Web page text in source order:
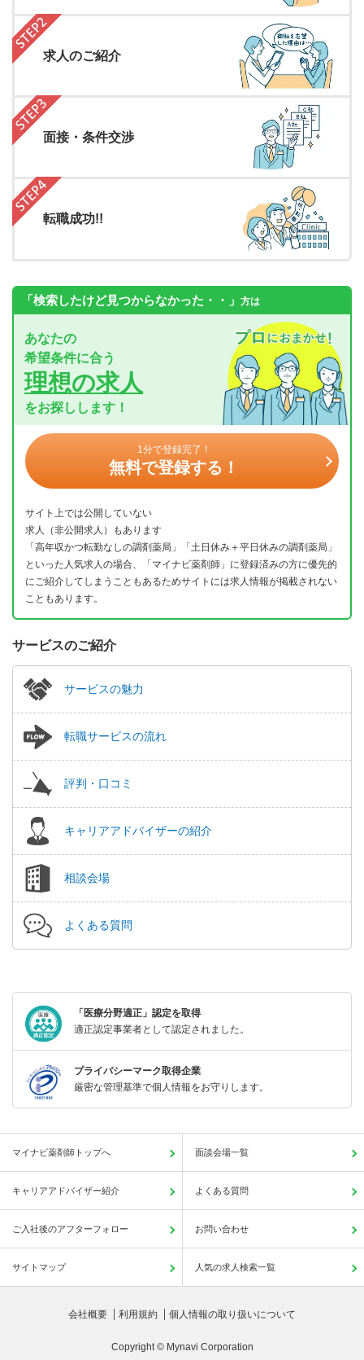
求人のご紹介
面接・条件交渉
転職成功!!
「検索したけど見つからなかった・・」 方は
あなたの
希望条件に合う
理想の求人
をお探しします！
1分で登録完了！
無料で登録する！
サイト上では公開していない
求人（非公開求人）もあります
「高年収かつ転勤なしの調剤薬局」「土日休み＋平日休みの調剤薬局」
といった人気求人の場合、「マイナビ薬剤師」に登録済みの方に優先的
にご紹介してしまうこともあるためサイトには求人情報が掲載されない
こともあります。
サービスのご紹介
サービスの魅力
転職サービスの流れ
評判・口コミ
キャリアアドバイザーの紹介
相談会場
よくある質問
「医療分野適正」認定を取得
適正認定事業者として認定されました。
プライバシーマーク取得企業
厳密な管理基準で個人情報をお守りします。
マイナビ薬剤師トップへ 面談会場一覧
キャリアアドバイザー紹介 よくある質問
ご入社後のアフターフォロー お問い合わせ
サイトマップ 人気の求人検索一覧
会社概要 利用規約 個人情報の取り扱いについて
Copyright © Mynavi Corporation